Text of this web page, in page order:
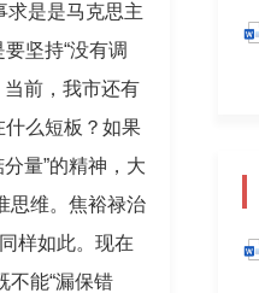
求是是马克思主
坚持“没有调
当前，我市还有
么短板？如果
量”的精神，大
思维。焦裕禄治
样如此。现在
不能“漏保错